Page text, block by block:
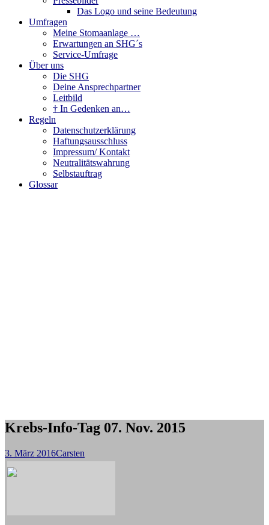
Das Logo und seine Bedeutung
Umfragen
Meine Stomaanlage …
Erwartungen an SHG´s
Service-Umfrage
Über uns
Die SHG
Deine Ansprechpartner
Leitbild
† In Gedenken an…
Regeln
Datenschutzerklärung
Haftungsausschluss
Impressum/ Kontakt
Neutralitätswahrung
Selbstauftrag
Glossar
Krebs-Info-Tag 07. Nov. 2015
3. März 2016Carsten